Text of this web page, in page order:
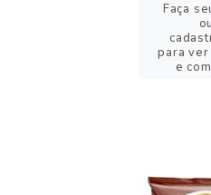
Faça
ou
para
e